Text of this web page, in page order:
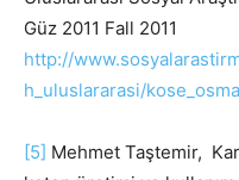
Güz 2011 Fall 2011
http://
h_uluslararasi/
[5] Mehmet Taştemir,